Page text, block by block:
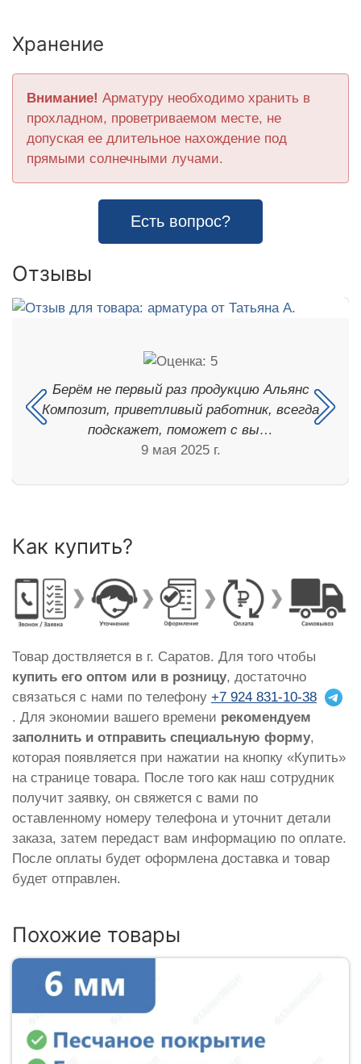
Хранение
Внимание! Арматуру необходимо хранить в
прохладном, проветриваемом месте, не
допуская ее длительное нахождение под
прямыми солнечными лучами.
Есть вопрос?
Отзывы
Берём не первый раз продукцию Альянс
Композит, приветливый работник, всегда
подскажет, поможет с вы…
9 мая 2025 г.
Как купить?
Товар доствляется в г. Саратов. Для того чтобы
купить его оптом или в розницу, достаточно
связаться с нами по телефону +7 924 831-10-38
. Для экономии вашего времени рекомендуем
заполнить и отправить специальную форму,
которая появляется при нажатии на кнопку «Купить»
на странице товара. После того как наш сотрудник
получит заявку, он свяжется с вами по
оставленному номеру телефона и уточнит детали
заказа, затем передаст вам информацию по оплате.
После оплаты будет оформлена доставка и товар
будет отправлен.
Похожие товары